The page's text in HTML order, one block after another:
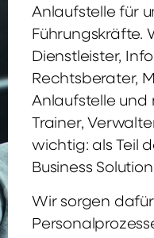
Anlaufstelle für
Führungskräfte.
Dienstleister,
Rechtsberater,
Anlaufstelle und
Trainer,
wichtig: als Teil
Business
Wir sorgen